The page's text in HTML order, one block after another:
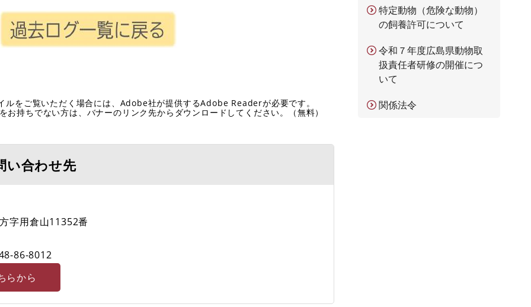
ルをご覧いただく場合には、Adobe社が提供するAdobe Readerが必要です。
持ちでない方は、バナーのリンク先からダウンロードしてください。（無料）
い合わせ先
字用倉山11352番
86-8012
らから
特定動物（危険な動物）
の飼養許可について
令和７年度広島県動物取
扱責任者研修の開催につ
いて
関係法令